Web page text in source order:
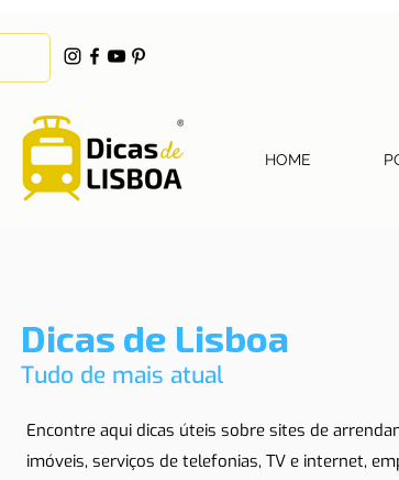
HOME
Dicas de Lisboa
Tudo de mais atual
Encontre aqui dicas úteis sobre sites de
imóveis, serviços de telefonias, TV e internet,